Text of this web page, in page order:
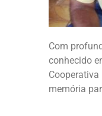
Com
conhecido
memória